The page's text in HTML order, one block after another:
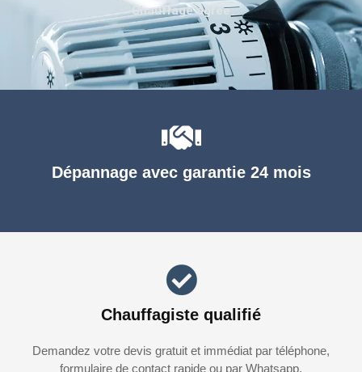
Dépannage avec garantie 24 mois
Chauffagiste qualifié
Demandez votre devis gratuit et immédiat par téléphone,
formulaire de contact rapide ou par Whatsapp.
Chauffage agréé